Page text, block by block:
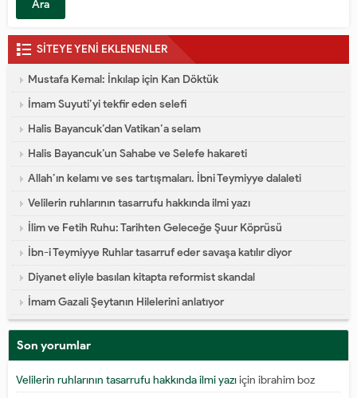
SİTEYE YENİ EKLENENLER
Mustafa Kemal: İnkılap için Kan Döktük
İmam Suyuti’yi tekfir eden selefi
Halis Bayancuk’dan Vatikan’a selam
Halis Bayancuk’un Sahabe ve Selefe hakareti
Allah’ın kelamı ve ses tartışmaları. İbni Teymiyye dalaleti
Velilerin ruhlarının tasarrufu hakkında ilmi yazı
İlim ve Fetih Ruhu: Tarihten Geleceğe Şuur Köprüsü
İbn-i Teymiyye Ruhlar tasarruf eder savaşa katılır diyor
Diyanet eliyle basılan kitapta reformist skandal
İmam Gazali Şeytanın Hilelerini anlatıyor
Son yorumlar
Velilerin ruhlarının tasarrufu hakkında ilmi yazıiçin ibrahim boz